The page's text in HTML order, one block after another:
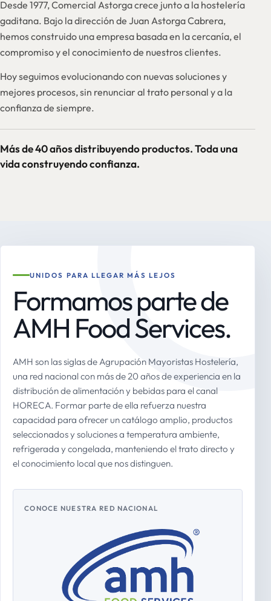
Desde 1977, Comercial Astorga crece junto a la hostelería
gaditana. Bajo la dirección de Juan Astorga Cabrera,
hemos construido una empresa basada en la cercanía, el
compromiso y el conocimiento de nuestros clientes.
Hoy seguimos evolucionando con nuevas soluciones y
mejores procesos, sin renunciar al trato personal y a la
confianza de siempre.
Más de 40 años distribuyendo productos. Toda una
vida construyendo confianza.
UNIDOS PARA LLEGAR MÁS LEJOS
Formamos parte de
AMH Food Services.
AMH son las siglas de Agrupación Mayoristas Hostelería,
una red nacional con más de 20 años de experiencia en la
distribución de alimentación y bebidas para el canal
HORECA. Formar parte de ella refuerza nuestra
capacidad para ofrecer un catálogo amplio, productos
seleccionados y soluciones a temperatura ambiente,
refrigerada y congelada, manteniendo el trato directo y
el conocimiento local que nos distinguen.
CONOCE NUESTRA RED NACIONAL